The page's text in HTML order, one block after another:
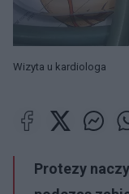
Wizyta u kardiologa
Protezy